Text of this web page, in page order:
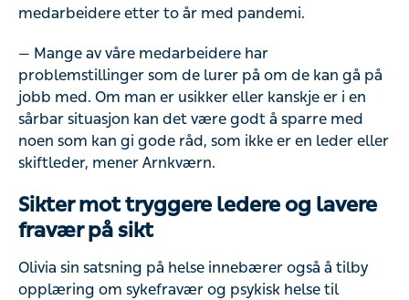
medarbeidere etter to år med pandemi.
— Mange av våre medarbeidere har
problemstillinger som de lurer på om de kan gå på
jobb med. Om man er usikker eller kanskje er i en
sårbar situasjon kan det være godt å sparre med
noen som kan gi gode råd, som ikke er en leder eller
skiftleder, mener Arnkværn.
Sikter mot tryggere ledere og lavere
fravær på sikt
Olivia sin satsning på helse innebærer også å tilby
opplæring om sykefravær og psykisk helse til